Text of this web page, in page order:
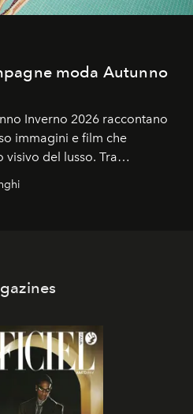
moda Autunno
Inverno 2026 raccontano
immagini e film che
del lusso. Tra
della cultura
d'autore, le maison